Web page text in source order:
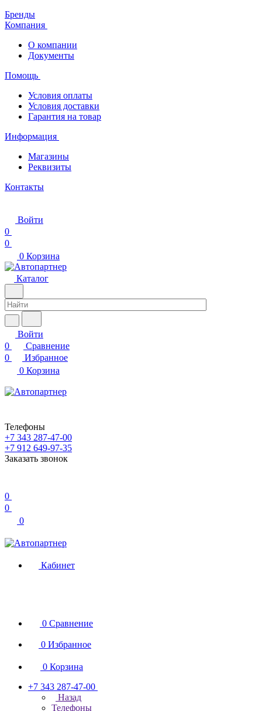
Бренды
Компания
О компании
Документы
Помощь
Условия оплаты
Условия доставки
Гарантия на товар
Информация
Магазины
Реквизиты
Контакты
Войти
0
0
0 Корзина
Каталог
Войти
0
Сравнение
0
Избранное
0 Корзина
Телефоны
+7 343 287-47-00
+7 912 649-97-35
Заказать звонок
0
0
0
Кабинет
0 Сравнение
0 Избранное
0 Корзина
+7 343 287-47-00
Назад
Телефоны